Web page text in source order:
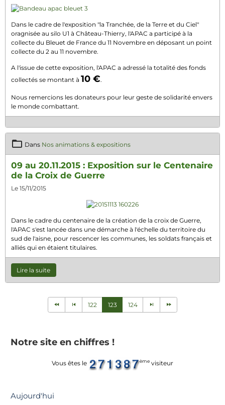
Dans le cadre de l'exposition "la Tranchée, de la Terre et du Ciel"
oragnisée au silo U1 à Château-Thierry, l'APAC a participé à la
collecte du Bleuet de France du 11 Novembre en déposant un point
collecte du 2 au 11 novembre.
A l'issue de cette exposition, l'APAC a adressé la totalité des fonds
collectés se montant à 10 €.
Nous remercions les donateurs pour leur geste de solidarité envers
le monde combattant.
Dans Nos animations & expositions
09 au 20.11.2015 : Exposition sur le Centenaire
de la Croix de Guerre
Le 15/11/2015
Dans le cadre du centenaire de la création de la croix de Guerre,
l'APAC s'est lancée dans une démarche à l'échelle du territoire du
sud de l'aisne, pour rescencer les communes, les soldats français et
alliés qui en étaient titulaires.
Lire la suite
122 123 124
Notre site en chiffres !
Vous êtes le ème visiteur
Aujourd'hui